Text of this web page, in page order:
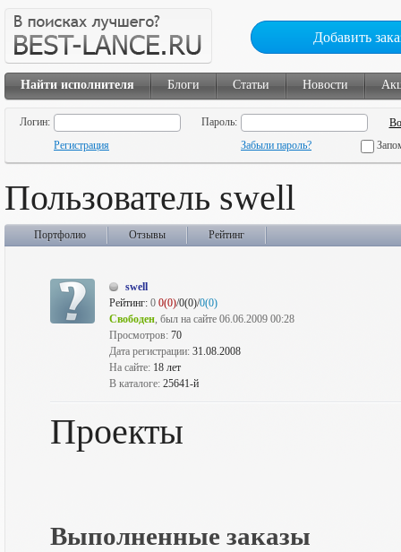
Добавить
Найти исполнителя Блоги Статьи Новости
Логин:
Пароль:
Регистрация
Забыли пароль?
Пользователь swell
Портфолио Отзывы Рейтинг
swell
Рейтинг: 0 0(0)/0(0)/0(0)
Свободен, был на сайте 06.06.2009 00:28
Просмотров: 70
Дата регистрации: 31.08.2008
На сайте: 18 лет
В каталоге: 25641-й
Проекты
Выполненные заказы